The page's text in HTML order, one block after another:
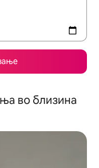
во близина